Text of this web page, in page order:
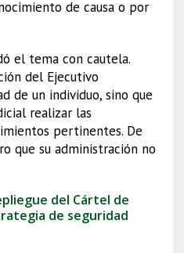
de causa o por
el tema con cautela.
del Ejecutivo
de un individuo, sino que
realizar las
pertinentes. De
que su administración no
del Cártel de
de seguridad